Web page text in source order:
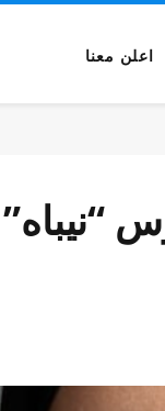
اعلن معنا
“نيباه”